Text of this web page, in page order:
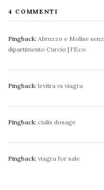
4 COMMENTI
Pingback: Abruzzo e Molise
dipartimento Curcio | l'Eco
Pingback: levitra vs viagra
Pingback: cialis dosage
Pingback: viagra for sale